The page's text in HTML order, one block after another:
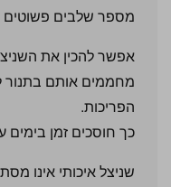
מספר שלבים פשוטים
אפשר להכין את
מחממים אותם בתנור
הפריכות.
כך חוסכים זמן בימים
שניצל איכותי אינו